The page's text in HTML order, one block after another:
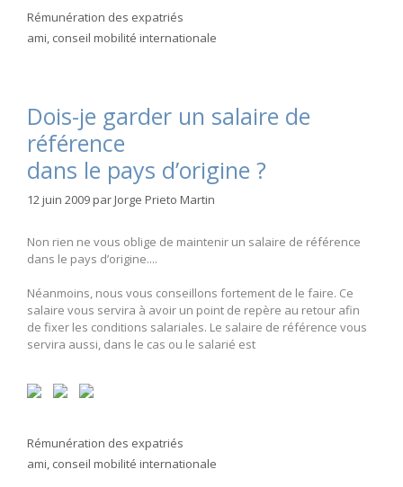
Catégories
Rémunération des expatriés
Étiquettes
ami, conseil mobilité internationale
Dois-je garder un salaire de
référence
dans le pays d’origine ?
12 juin 2009parJorge Prieto Martin
Non rien ne vous oblige de maintenir un salaire de référence
dans le pays d’origine....
Néanmoins, nous vous conseillons fortement de le faire. Ce
salaire vous servira à avoir un point de repère au retour afin
de fixer les conditions salariales. Le salaire de référence vous
servira aussi, dans le cas ou le salarié est
Catégories
Rémunération des expatriés
Étiquettes
ami conseil mobilité internationale